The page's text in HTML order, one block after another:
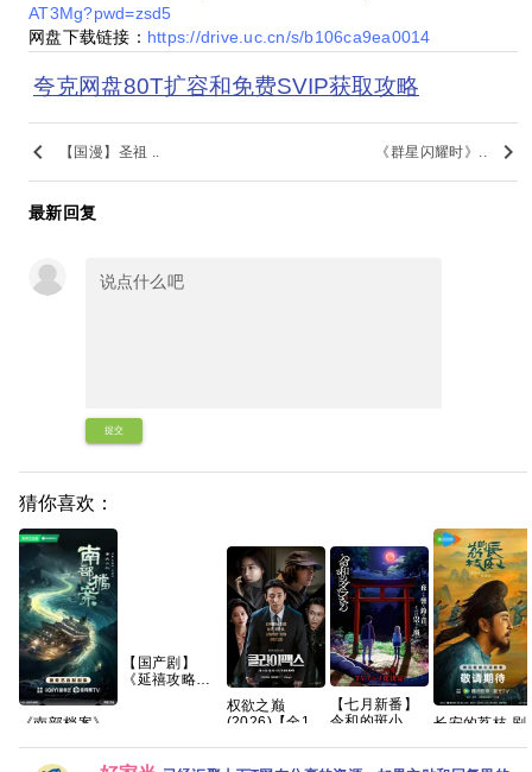
AT3Mg?pwd=zsd5
网盘下载链接： https://drive.uc.cn/s/b106ca9ea0014
夸克网盘80T扩容和免费SVIP获取攻略
keyboard_arrow_left 【国漫】圣祖 .. 《群星闪耀时》.. keyboard_arrow_right
最新回复
提交
猜你喜欢：
《南部档案》
【国产剧】
《延禧攻略
全】【124G】
权欲之巅
(2026)【全10
【七月新番】
令和的斑小姐
长安的荔枝 剧